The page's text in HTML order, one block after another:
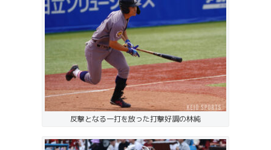
反撃となる一打を放った打撃好調の林純